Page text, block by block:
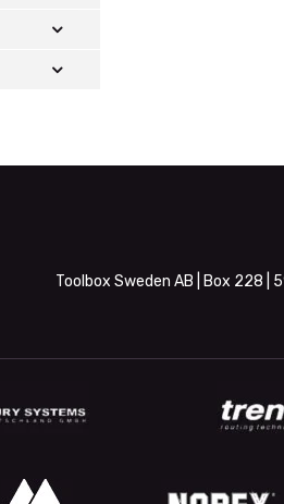
Toolbox Sweden AB | Box 228 |